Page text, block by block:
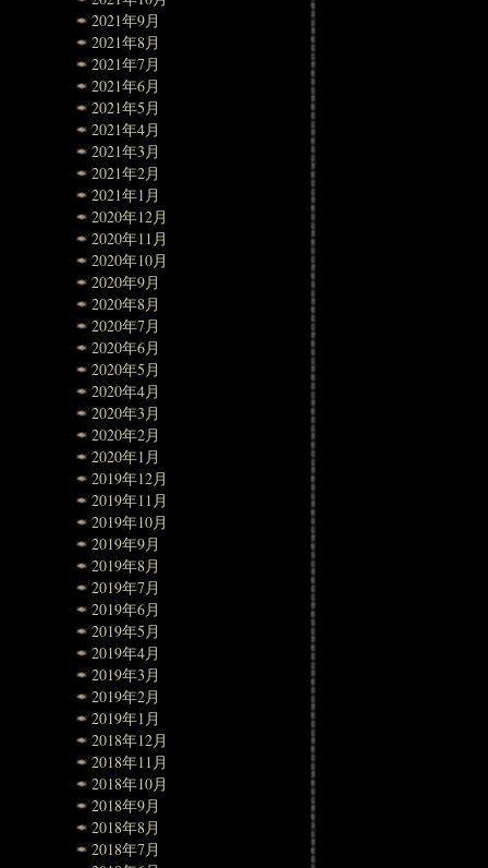
2021年9月
2021年8月
2021年7月
2021年6月
2021年5月
2021年4月
2021年3月
2021年2月
2021年1月
2020年12月
2020年11月
2020年10月
2020年9月
2020年8月
2020年7月
2020年6月
2020年5月
2020年4月
2020年3月
2020年2月
2020年1月
2019年12月
2019年11月
2019年10月
2019年9月
2019年8月
2019年7月
2019年6月
2019年5月
2019年4月
2019年3月
2019年2月
2019年1月
2018年12月
2018年11月
2018年10月
2018年9月
2018年8月
2018年7月